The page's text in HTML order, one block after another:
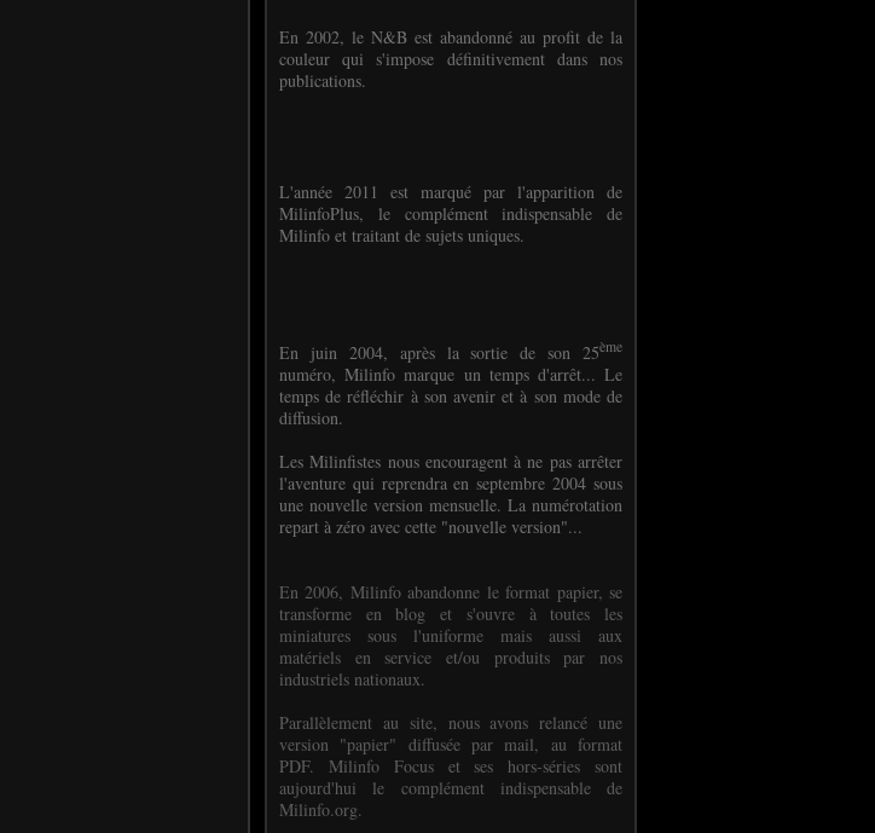
En 2002, le N&B est abandonné au profit de la
couleur qui s'impose définitivement dans nos
publications.
L'année 2011 est marqué par l'apparition de
MilinfoPlus, le complément indispensable de
Milinfo et traitant de sujets uniques.
En juin 2004, après la sortie de son 25ème
numéro, Milinfo marque un temps d'arrêt... Le
temps de réfléchir à son avenir et à son mode de
diffusion.
Les Milinfistes nous encouragent à ne pas arrêter
l'aventure qui reprendra en septembre 2004 sous
une nouvelle version mensuelle. La numérotation
repart à zéro avec cette "nouvelle version"...
En 2006, Milinfo abandonne le format papier, se
transforme en blog et s'ouvre à toutes les
miniatures sous l'uniforme mais aussi aux
matériels en service et/ou produits par nos
industriels nationaux.
Parallèlement au site, nous avons relancé une
version "papier" diffusée par mail, au format
PDF. Milinfo Focus et ses hors-séries sont
aujourd'hui le complément indispensable de
Milinfo.org.